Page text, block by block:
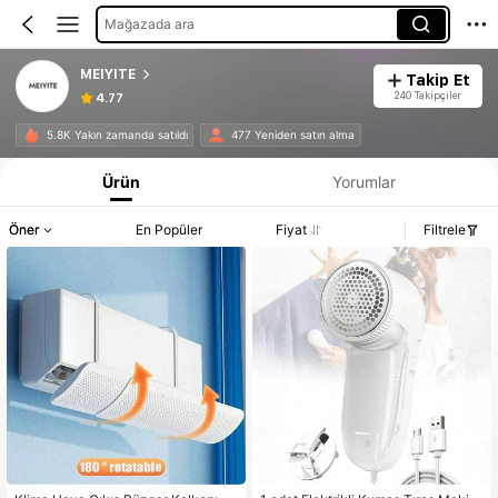
Mağazada ara
MEIYITE
4.77
Takip Et
240 Takipçiler
5.8K Yakın zamanda satıldı 477 Yeniden satın alma
Ürün Yorumlar
Öner En Popüler Fiyat Filtrele